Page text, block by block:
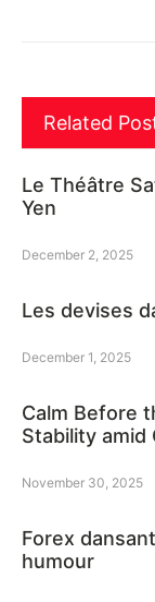
Related
Le Théâtre
Yen
December 2, 2025
Les devises
December 1, 2025
Calm Before
Stability amid
November 30, 2025
Forex
humour